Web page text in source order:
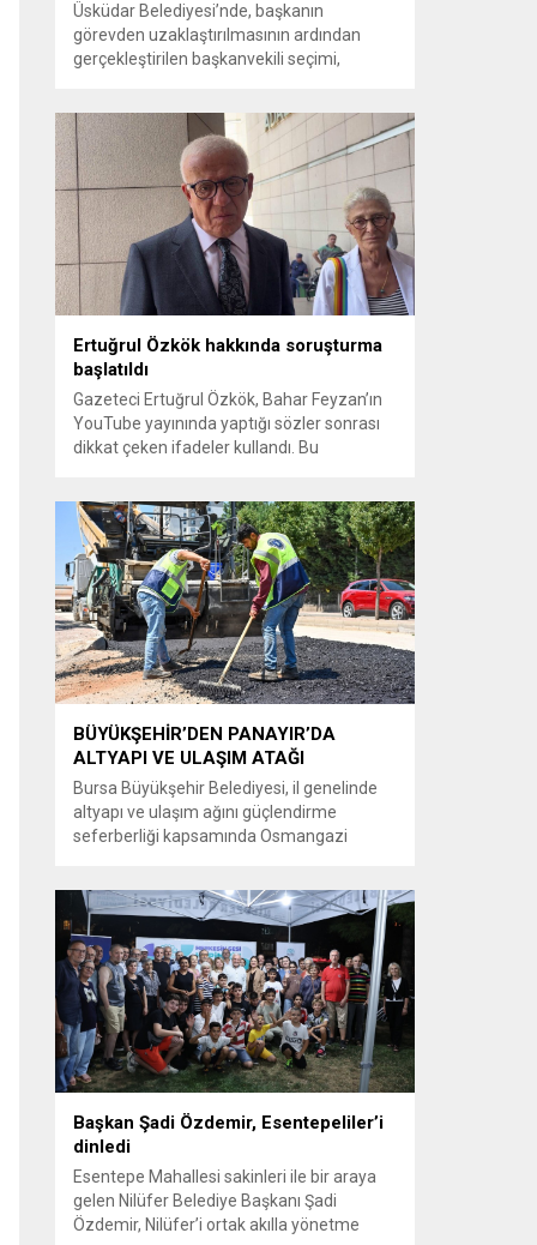
Üsküdar Belediyesi’nde, başkanın
görevden uzaklaştırılmasının ardından
gerçekleştirilen başkanvekili seçimi,
oylamada usul ve gizlilikle ilgili ciddi iddialar
ortaya atıldı; bazı oyların geçersiz
sayılması ve meclis içindeki yönlendirmeler
kamuoyunda tepkilere yol açtı. Seçim
sürecinde yaşanan gelişmeler, parti
grupları arasındaki gerilimi artırdı. CHP’nin...
Ertuğrul Özkök hakkında soruşturma
başlatıldı
Gazeteci Ertuğrul Özkök, Bahar Feyzan’ın
YouTube yayınında yaptığı sözler sonrası
dikkat çeken ifadeler kullandı. Bu
‘Cumhurbaşkanına hakaret’ suçundan
re’sen soruşturma başlatıldı. Özkök,
hakkındaki soruşturma kapsamında
Çağlayan’daki İstanbul Adalet Sarayı’na
giderek savcılığa ifade verdi. İfadesinin
ardından adliyeden ayrıldığı bildirildi.
Programdaki sözleri ve savunması...
BÜYÜKŞEHİR’DEN PANAYIR’DA
ALTYAPI VE ULAŞIM ATAĞI
Bursa Büyükşehir Belediyesi, il genelinde
altyapı ve ulaşım ağını güçlendirme
seferberliği kapsamında Osmangazi
Büyükşehir Belediyesi, BUSKİ Genel
Müdürlüğü ve Ulaşım Dairesi Başkanlığı
koordinasyonuyla Osmangazi ilçesine bağlı
Panayır Mahallesi 3’üncü Pınar
Caddesi’nde altyapı ve üstyapıyı yenileme
çalışmalarında sona yaklaştı. Bölgenin en...
Başkan Şadi Özdemir, Esentepeliler’i
dinledi
Esentepe Mahallesi sakinleri ile bir araya
gelen Nilüfer Belediye Başkanı Şadi
Özdemir, Nilüfer’i ortak akılla yönetme